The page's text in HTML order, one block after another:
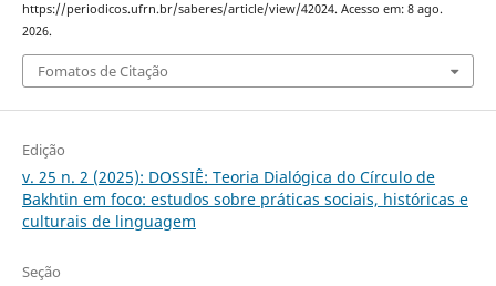
https://periodicos.ufrn.br/saberes/article/view/42024. Acesso em: 8 ago.
2026.
Fomatos de Citação
Edição
v. 25 n. 2 (2025): DOSSIÊ: Teoria Dialógica do Círculo de
Bakhtin em foco: estudos sobre práticas sociais, históricas e
culturais de linguagem
Seção